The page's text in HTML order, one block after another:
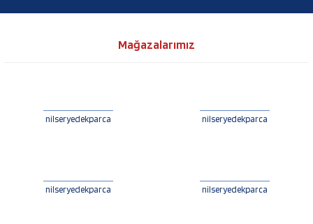
Mağazalarımız
nilseryedekparca nilseryedekparca
nilseryedekparca nilseryedekparca